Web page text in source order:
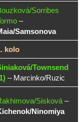
Sorribes
–
Samsonova
kolo
Townsend
– Marcinko/Ruzic
Sisková –
Ninomiya